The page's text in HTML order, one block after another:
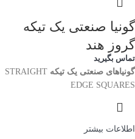
گونیا صنعتى یک تیکه
گروز هند
تماس بگیرید
گونیاهاى صنعتى یک تیکه STRAIGHT
EDGE SQUARES
اطلاعات بیشتر